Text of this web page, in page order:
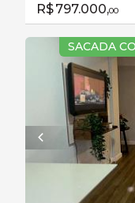
R$ 797.000,00
SACADA